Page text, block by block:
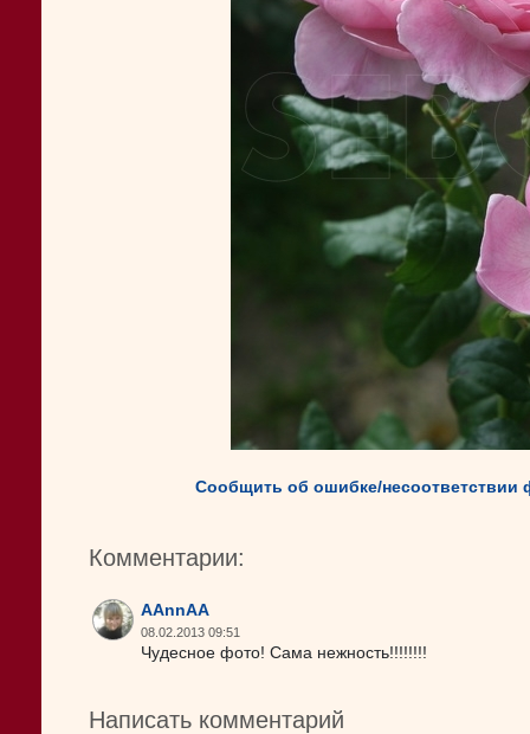
Сообщить об ошибке/несоответствии
Комментарии:
AAnnAA
08.02.2013 09:51
Чудесное фото! Сама нежность!!!!!!!!
Написать комментарий